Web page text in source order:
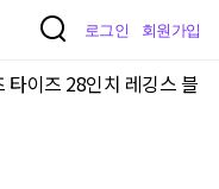
로그인 회원가입